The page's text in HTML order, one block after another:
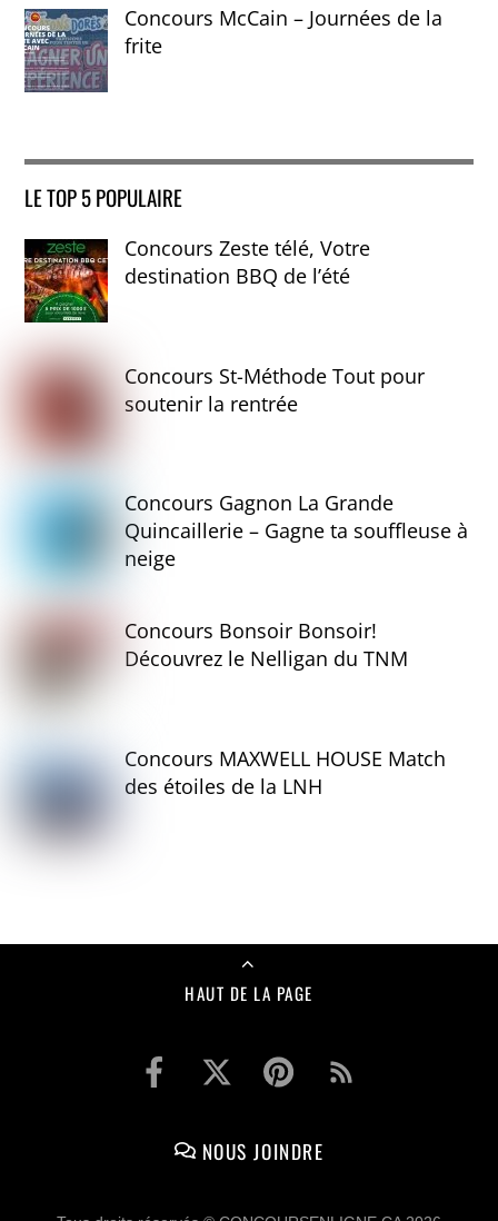
Concours McCain – Journées de la
frite
LE TOP 5 POPULAIRE
Concours Zeste télé, Votre
destination BBQ de l’été
Concours St-Méthode Tout pour
soutenir la rentrée
Concours Gagnon La Grande
Quincaillerie – Gagne ta souffleuse à
neige
Concours Bonsoir Bonsoir!
Découvrez le Nelligan du TNM
Concours MAXWELL HOUSE Match
des étoiles de la LNH
HAUT DE LA PAGE
NOUS JOINDRE